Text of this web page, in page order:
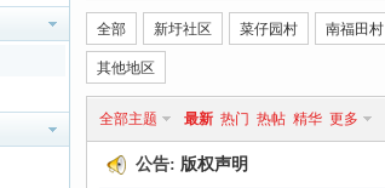
全部 新圩社区 菜仔园村 南福田村
其他地区
全部主题 最新 热门 热帖 精华 更多
公告: 版权声明